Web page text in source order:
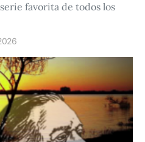
favorita de todos los